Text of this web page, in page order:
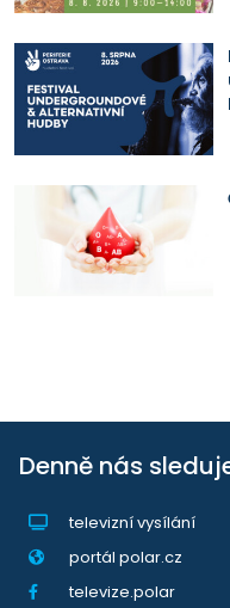
Denně nás
televizní vysílání
portál polar.cz
televize.polar